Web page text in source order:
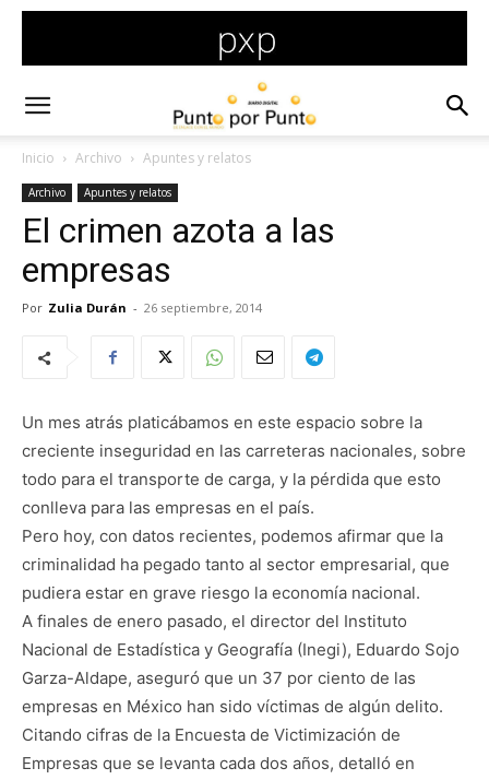
Inicio Archivo Apuntes y relatos
Archivo Apuntes y relatos
El crimen azota a las
empresas
Por Zulia Durán - 26 septiembre, 2014
Un mes atrás platicábamos en este espacio sobre la
creciente inseguridad en las carreteras nacionales, sobre
todo para el transporte de carga, y la pérdida que esto
conlleva para las empresas en el país.
Pero hoy, con datos recientes, podemos afirmar que la
criminalidad ha pegado tanto al sector empresarial, que
pudiera estar en grave riesgo la economía nacional.
A finales de enero pasado, el director del Instituto
Nacional de Estadística y Geografía (Inegi), Eduardo Sojo
Garza-Aldape, aseguró que un 37 por ciento de las
empresas en México han sido víctimas de algún delito.
Citando cifras de la Encuesta de Victimización de
Empresas que se levanta cada dos años, detalló en